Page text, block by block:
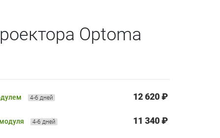
Optoma
4-6 дней 12 620 ₽
4-6 дней 11 340 ₽